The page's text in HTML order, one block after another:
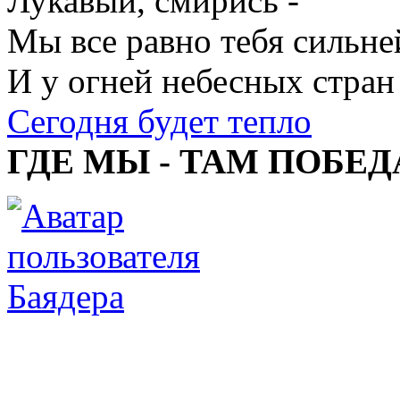
Мы все равно тебя
И у огней небесных стран
Сегодня будет тепло
ГДЕ МЫ - ТАМ
Баядера